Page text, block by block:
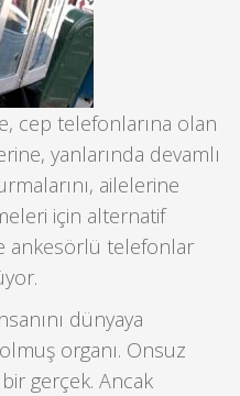
cep telefonlarına olan
yanlarında devamlı
ailelerine
için alternatif
ankesörlü telefonlar
dünyaya
organı. Onsuz
gerçek. Ancak